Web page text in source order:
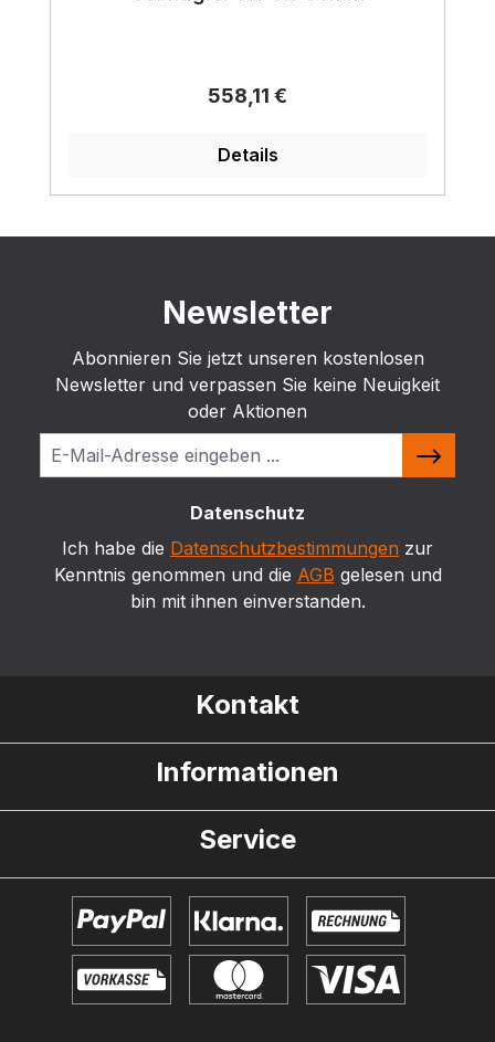
Regulärer Preis:
558,11 €
Details
Newsletter
Abonnieren Sie jetzt unseren kostenlosen
Newsletter und verpassen Sie keine Neuigkeit
oder Aktionen
Datenschutz
Ich habe die Datenschutzbestimmungen zur
Kenntnis genommen und die AGB gelesen und
bin mit ihnen einverstanden.
Kontakt
Informationen
Service